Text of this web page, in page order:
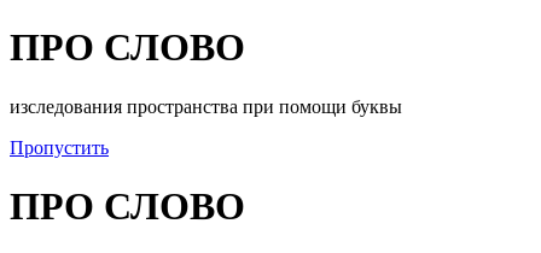
ПРО СЛОВО
изследования пространства при помощи буквы
Пропустить
ПРО СЛОВО